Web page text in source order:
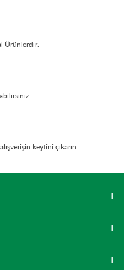
Ürünlerdir.
keyfini çıkarın.